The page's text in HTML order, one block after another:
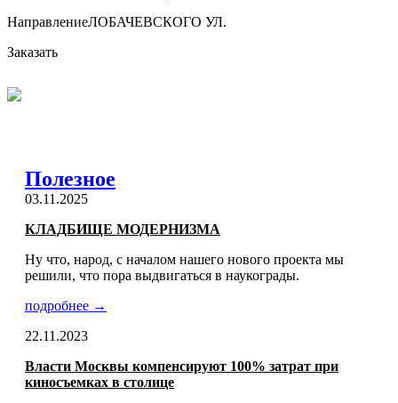
НаправлениеЛОБАЧЕВСКОГО УЛ.
Заказать
Полезное
03.11.2025
КЛАДБИЩЕ МОДЕРНИЗМА
Ну что, народ, с началом нашего нового проекта мы
решили, что пора выдвигаться в наукограды.
подробнее →
22.11.2023
Власти Москвы компенсируют 100% затрат при
киносъемках в столице